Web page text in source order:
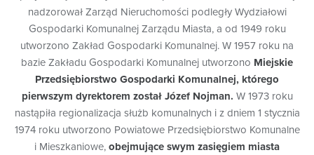
nadzorował Zarząd Nieruchomości podległy Wydziałowi
Gospodarki Komunalnej Zarządu Miasta, a od 1949 roku
utworzono Zakład Gospodarki Komunalnej. W 1957 roku na
bazie Zakładu Gospodarki Komunalnej utworzono Miejskie
Przedsiębiorstwo Gospodarki Komunalnej, którego
pierwszym dyrektorem został Józef Nojman. W 1973 roku
nastąpiła regionalizacja służb komunalnych i z dniem 1 stycznia
1974 roku utworzono Powiatowe Przedsiębiorstwo Komunalne
i Mieszkaniowe, obejmujące swym zasięgiem miasta
przetwarzanie jest niezbędne do wypełnienia
obowiązku prawnego ciążącego na administratorze.
Kto jest Administratorem Państwa danych osobowych?
Administratorem Twoich danych osobowych jest Miejskie
Przedsiębiorstwo Wodociągów i Kanalizacji Sp. z o.o. z
siedzibą w Lubinie, przy ul. Rzeźniczej 1, 59 300 Lubin, tel.
76 746 80 01,mpwik@mpwik.lubin.pl, kontakt z Inspektorem
Ochrony Danych Osobowych Administratora - Panią
Magdaleną Cirko :rodo@mpwik.lubin.pl, a w zakresie danych